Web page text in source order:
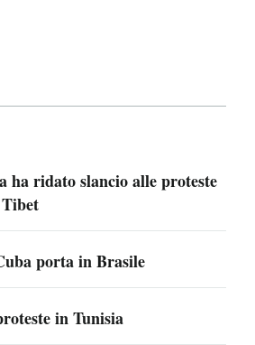
ha ridato slancio alle proteste
porta in Brasile
in Tunisia